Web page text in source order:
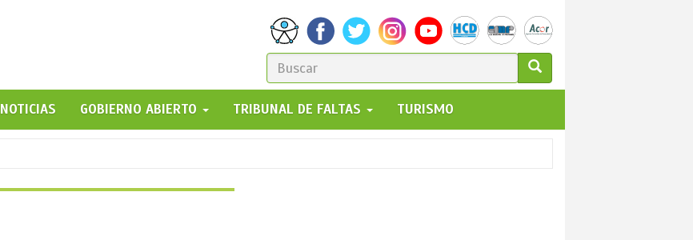
FORMULARIO
DE
BÚSQUEDA
GO!
NOTICIAS GOBIERNO ABIERTO TRIBUNAL DE FALTAS TURISMO